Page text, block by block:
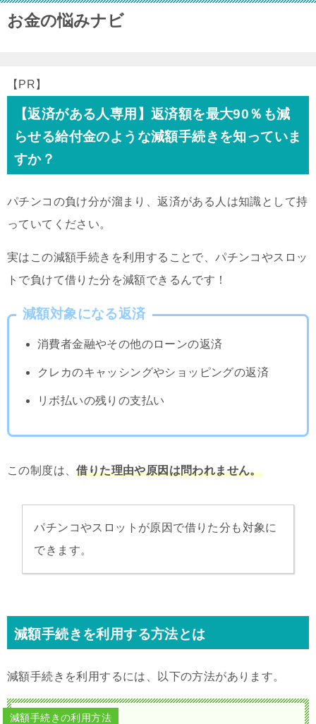
お金の悩みナビ
【PR】
【返済がある人専用】返済額を最大90％も減
らせる給付金のような減額手続きを知っていま
すか？
パチンコの負け分が溜まり、返済がある人は知識として持
っていてください。
実はこの減額手続きを利用することで、パチンコやスロッ
トで負けて借りた分を減額できるんです！
減額対象になる返済
消費者金融やその他のローンの返済
クレカのキャッシングやショッピングの返済
リボ払いの残りの支払い
この制度は、借りた理由や原因は問われません。
パチンコやスロットが原因で借りた分も対象に
できます。
減額手続きを利用する方法とは
減額手続きを利用するには、以下の方法があります。
減額手続きの利用方法